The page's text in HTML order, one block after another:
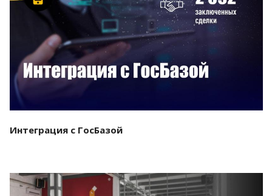
Смотреть проект
Интеграция с ГосБазой